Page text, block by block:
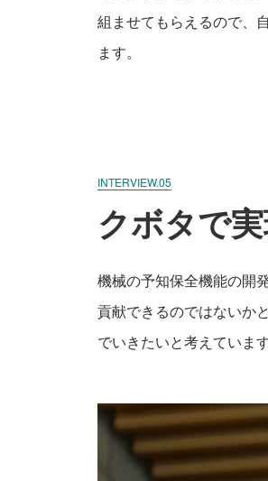
組ませてもらえるので、
ます。
INTERVIEW.05
クボタで
機械の予知保全機能の開
貢献できるのではないか
でいきたいと考えています